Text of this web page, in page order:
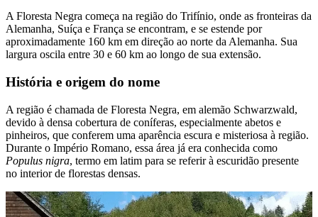
A Floresta Negra começa na região do Trifínio, onde as fronteiras da
Alemanha, Suíça e França se encontram, e se estende por
aproximadamente 160 km em direção ao norte da Alemanha. Sua
largura oscila entre 30 e 60 km ao longo de sua extensão.
História e origem do nome
A região é chamada de Floresta Negra, em alemão Schwarzwald,
devido à densa cobertura de coníferas, especialmente abetos e
pinheiros, que conferem uma aparência escura e misteriosa à região.
Durante o Império Romano, essa área já era conhecida como
Populus nigra, termo em latim para se referir à escuridão presente
no interior de florestas densas.